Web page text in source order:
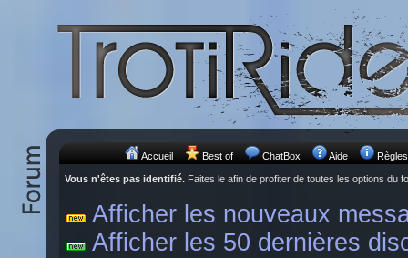
Accueil Best of ChatBox Aide Règles
Vous n'êtes pas identifié. Faites le afin de profiter de toutes les options du
Afficher les nouveaux
Afficher les 50 dernières